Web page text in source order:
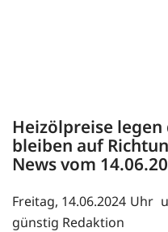
Heizölpreise
bleiben auf
News vom
Freitag, 14.06.2024
günstig Redaktion